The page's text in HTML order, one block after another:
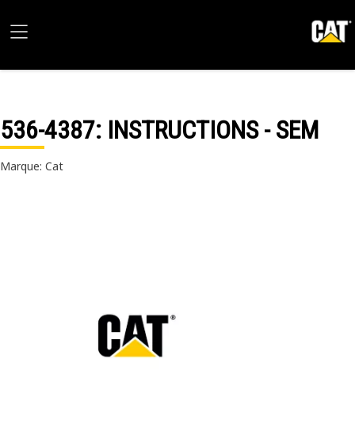
536-4387: INSTRUCTIONS - SEM
Marque: Cat